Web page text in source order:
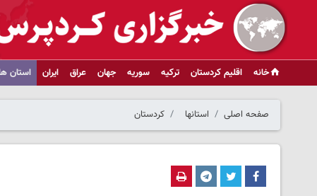
خانه اقلیم کردستان ترکیه سوریه جهان عراق ایران استان
صفحه اصلی استانها کردستان